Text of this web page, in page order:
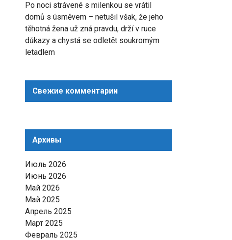
Po noci strávené s milenkou se vrátil
domů s úsměvem – netušil však, že jeho
těhotná žena už zná pravdu, drží v ruce
důkazy a chystá se odletět soukromým
letadlem
Свежие комментарии
Архивы
Июль 2026
Июнь 2026
Май 2026
Май 2025
Апрель 2025
Март 2025
Февраль 2025